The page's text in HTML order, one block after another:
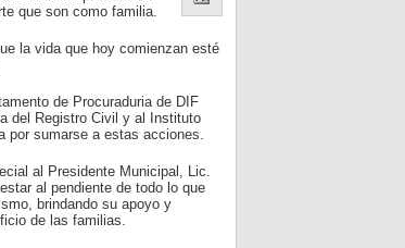
que son como familia.
la vida que hoy comienzan esté
de Procuraduria de DIF
del Registro Civil y al Instituto
por sumarse a estas acciones.
al Presidente Municipal, Lic.
al pendiente de todo lo que
brindando su apoyo y
de las familias.